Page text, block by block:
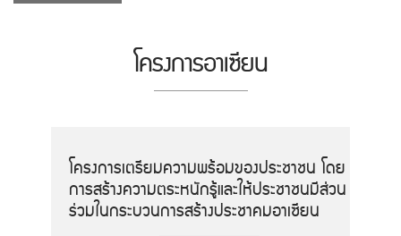
โครงการอาเซียน
โครงการเตรียมความพร้อมของประชาชน โดย
การสร้างความตระหนักรู้และให้ประชาชนมีส่วน
ร่วมในกระบวนการสร้างประชาคมอาเซียน